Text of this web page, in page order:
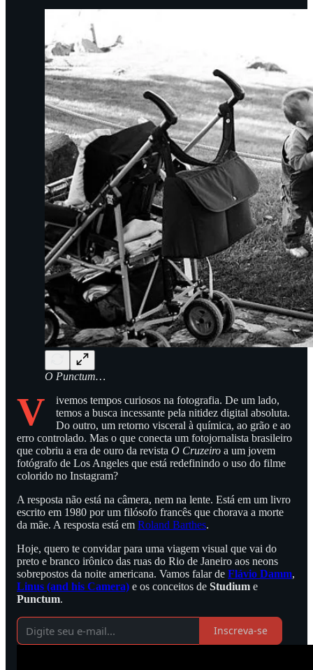
O Punctum…
V
ivemos tempos curiosos na fotografia. De um lado,
temos a busca incessante pela nitidez digital absoluta.
Do outro, um retorno visceral à química, ao grão e ao
erro controlado. Mas o que conecta um fotojornalista brasileiro
que cobriu a era de ouro da revista O Cruzeiro a um jovem
fotógrafo de Los Angeles que está redefinindo o uso do filme
colorido no Instagram?
A resposta não está na câmera, nem na lente. Está em um livro
escrito em 1980 por um filósofo francês que chorava a morte
da mãe. A resposta está em Roland Barthes.
Hoje, quero te convidar para uma viagem visual que vai do
preto e branco irônico das ruas do Rio de Janeiro aos neons
sobrepostos da noite americana. Vamos falar de Flávio Damm,
Linus (and his Camera) e os conceitos de Studium e
Punctum.
Inscreva-se